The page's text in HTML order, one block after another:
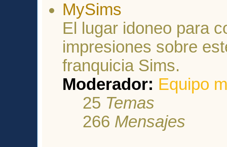
MySims
El lugar idoneo para
impresiones sobre
franquicia Sims.
Moderador: Equipo
25 Temas
266 Mensajes